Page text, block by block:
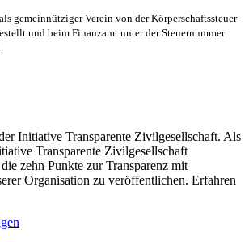
gemeinnütziger Verein von der Körperschaftssteuer
und beim Finanzamt unter der Steuernummer
Initiative Transparente Zivilgesellschaft. Als
Transparente Zivilgesellschaft
zehn Punkte zur Transparenz mit
Organisation zu veröffentlichen. Erfahren